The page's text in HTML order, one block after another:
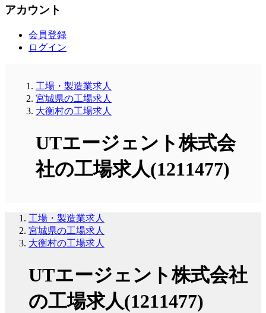
アカウント
会員登録
ログイン
工場・製造業求人
宮城県の工場求人
大衡村の工場求人
UTエージェント株式会
社の工場求人(1211477)
工場・製造業求人
宮城県の工場求人
大衡村の工場求人
UTエージェント株式会社
の工場求人(1211477)